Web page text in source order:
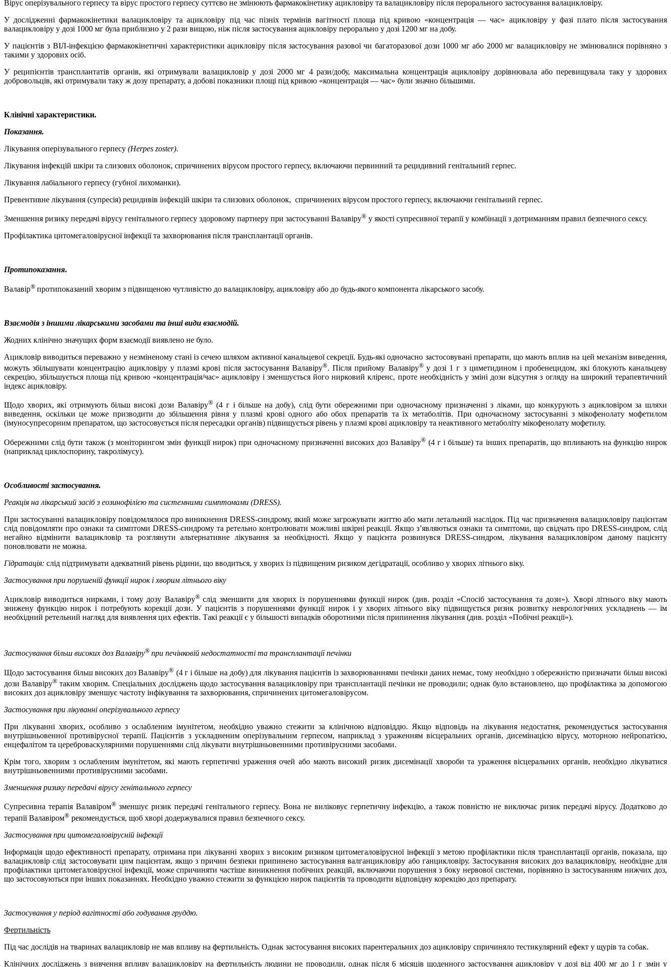
Вірус оперізувального герпесу та вірус простого герпесу суттєво не змінюють фармакокінетику ацикловіру та валацикловіру після перорального застосування валацикловіру.
У дослідженні фармакокінетики валацикловіру та ацикловіру під час пізніх термінів вагітності площа під кривою «концентрація — час» ацикловіру у фазі плато після застосування
валацикловіру у дозі 1000 мг була приблизно у 2 рази вищою, ніж після застосування ацикловіру перорально у дозі 1200 мг на добу.
У пацієнтів з ВІЛ-інфекцією фармакокінетичні характеристики ацикловіру після застосування разової чи багаторазової дози 1000 мг або 2000 мг валацикловіру не змінювалися порівняно з
такими у здорових осіб.
У реципієнтів трансплантатів органів, які отримували валацикловір у дозі 2000 мг 4 рази/добу, максимальна концентрація ацикловіру дорівнювала або перевищувала таку у здорових
добровольців, які отримували таку ж дозу препарату, а добові показники площі під кривою «концентрація — час» були значно більшими.
Клінічні характеристики.
Показання.
Лікування оперізувального герпесу (Herpes zoster).
Лікування інфекцій шкіри та слизових оболонок, спричинених вірусом простого герпесу, включаючи первинний та рецидивний генітальний герпес.
Лікування лабіального герпесу (губної лихоманки).
Превентивне лікування (супресія) рецидивів інфекцій шкіри та слизових оболонок, спричинених вірусом простого герпесу, включаючи генітальний герпес.
Зменшення ризику передачі вірусу генітального герпесу здоровому партнеру при застосуванні Валавіру® у якості супресивної терапії у комбінації з дотриманням правил безпечного сексу.
Профілактика цитомегаловірусної інфекції та захворювання після трансплантації органів.
Протипоказання.
Валавір® протипоказаний хворим з підвищеною чутливістю до валацикловіру, ацикловіру або до будь-якого компонента лікарського засобу.
Взаємодія з іншими лікарськими засобами та інші види взаємодій.
Жодних клінічно значущих форм взаємодії виявлено не було.
Ацикловір виводиться переважно у незміненому стані із сечею шляхом активної канальцевої секреції. Будь-які одночасно застосовувані препарати, що мають вплив на цей механізм виведення,
можуть збільшувати концентрацію ацикловіру у плазмі крові після застосування Валавіру®. Після прийому Валавіру® у дозі 1 г з циметидином і пробенецидом, які блокують канальцеву
секрецію, збільшується площа під кривою «концентрація/час» ацикловіру і зменшується його нирковий кліренс, проте необхідність у зміні дози відсутня з огляду на широкий терапевтичний
індекс ацикловіру.
Щодо хворих, які отримують більш високі дози Валавіру®(4 г і більше на добу), слід бути обережними при одночасному призначенні з ліками, що конкурують з ацикловіром за шляхи
виведення, оскільки це може призводити до збільшення рівня у плазмі крові одного або обох препаратів та їх метаболітів. При одночасному застосуванні з мікофенолату мофетилом
(імуносупресорним препаратом, що застосовується після пересадки органів) підвищується рівень у плазмі крові ацикловіру та неактивного метаболіту мікофенолату мофетилу.
Обережними слід бути також (з моніторингом змін функції нирок) при одночасному призначенні високих доз Валавіру® (4 г і більше) та інших препаратів, що впливають на функцію нирок
(наприклад циклоспорину, такролімусу).
Особливості застосування.
Реакція на лікарський засіб з еозинофілією та системними симптомами (DRESS).
При застосуванні валацикловіру повідомлялося про виникнення DRESS-синдрому, який може загрожувати життю або мати летальний наслідок. Під час призначення валацикловіру пацієнтам
слід повідомляти про ознаки та симптоми DRESS-синдрому та ретельно контролювати можливі шкірні реакції. Якщо з’являються ознаки та симптоми, що свідчать про DRESS-синдром, слід
негайно відмінити валацикловір та розглянути альтернативне лікування за необхідності. Якщо у пацієнта розвинувся DRESS-синдром, лікування валацикловіром даному пацієнту
поновлювати не можна.
Гідратація: слід підтримувати адекватний рівень рідини, що вводиться, у хворих із підвищеним ризиком дегідратації, особливо у хворих літнього віку.
Застосування при порушеній функції нирок і хворим літнього віку
Ацикловір виводиться нирками, і тому дозу Валавіру® слід зменшити для хворих із порушеннями функції нирок (див. розділ «Спосіб застосування та дози»). Хворі літнього віку мають
знижену функцію нирок і потребують корекції дози. У пацієнтів з порушеннями функції нирок і у хворих літнього віку підвищується ризик розвитку неврологічних ускладнень — їм
необхідний ретельний нагляд для виявлення цих ефектів. Такі реакції є у більшості випадків оборотними після припинення лікування (див. розділ «Побічні реакції»).
Застосування більш високих доз Валавіру® при печінковій недостатності та трансплантації печінки
Щодо застосування більш високих доз Валавіру® (4 г і більше на добу) для лікування пацієнтів із захворюваннями печінки даних немає, тому необхідно з обережністю призначати більш високі
дози Валавіру® таким хворим. Спеціальних досліджень щодо застосування валацикловіру при трансплантації печінки не проводили; однак було встановлено, що профілактика за допомогою
високих доз ацикловіру зменшує частоту інфікування та захворювання, спричинених цитомегаловірусом.
Застосування при лікуванні оперізувального герпесу
При лікуванні хворих, особливо з ослабленим імунітетом, необхідно уважно стежити за клінічною відповіддю. Якщо відповідь на лікування недостатня, рекомендується застосування
внутрішньовенної противірусної терапії. Пацієнтів з ускладненим оперізувальним герпесом, наприклад з ураженням вісцеральних органів, дисемінацією вірусу, моторною нейропатією,
енцефалітом та цереброваскулярними порушеннями слід лікувати внутрішньовенними противірусними засобами.
Крім того, хворим з ослабленим імунітетом, які мають герпетичні ураження очей або мають високий ризик дисемінації хвороби та ураження вісцеральних органів, необхідно лікуватися
внутрішньовенними противірусними засобами.
Зменшення ризику передачі вірусу генітального герпесу
Супресивна терапія Валавіром® зменшує ризик передачі генітального герпесу. Вона не виліковує герпетичну інфекцію, а також повністю не виключає ризик передачі вірусу. Додатково до
терапії Валавіром® рекомендується, щоб хворі додержувалися правил безпечного сексу.
Застосування при цитомегаловірусній інфекції
Інформація щодо ефективності препарату, отримана при лікуванні хворих з високим ризиком цитомегаловірусної інфекції з метою профілактики після трансплантації органів, показала, що
валацикловір слід застосовувати цим пацієнтам, якщо з причин безпеки припинено застосування валганцикловіру або ганцикловіру. Застосування високих доз валацикловіру, необхідне для
профілактики цитомегаловірусної інфекції, може спричиняти частіше виникнення побічних реакцій, включаючи порушення з боку нервової системи, порівняно із застосуванням нижчих доз,
що застосовуються при інших показаннях. Необхідно уважно стежити за функцією нирок пацієнтів та проводити відповідну корекцію доз препарату.
Застосування у період вагітності або годування груддю.
Фертильність
Під час дослідів на тваринах валацикловір не мав впливу на фертильність. Однак застосування високих парентеральних доз ацикловіру спричиняло тестикулярний ефект у щурів та собак.
Клінічних досліджень з вивчення впливу валацикловіру на фертильність людини не проводили, однак після 6 місяців щоденного застосування ацикловіру у дозі від 400 мг до 1 г змін у